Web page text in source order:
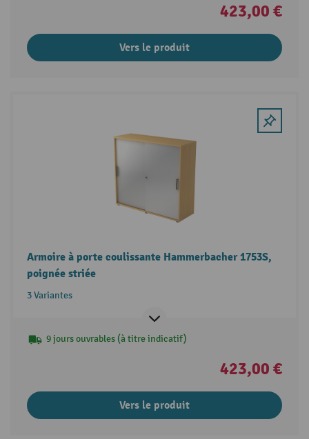
423,00 €
Vers le produit
Armoire à porte coulissante Hammerbacher 1753S,
poignée striée
3 Variantes
9 jours ouvrables (à titre indicatif)
423,00 €
Vers le produit